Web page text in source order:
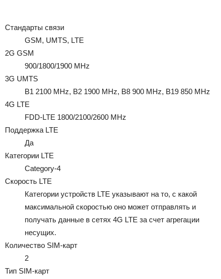
Стандарты связи
GSM, UMTS, LTE
2G GSM
900/1800/1900 MHz
3G UMTS
B1 2100 MHz, B2 1900 MHz, B8 900 MHz, B19 850 MHz
4G LTE
FDD-LTE 1800/2100/2600 MHz
Поддержка LTE
Да
Категории LTE
Category-4
Скорость LTE
Категории устройств LTE указывают на то, с какой
максимальной скоростью оно может отправлять и
получать данные в сетях 4G LTE за счет агрегации
несущих.
Количество SIM-карт
2
Тип SIM-карт